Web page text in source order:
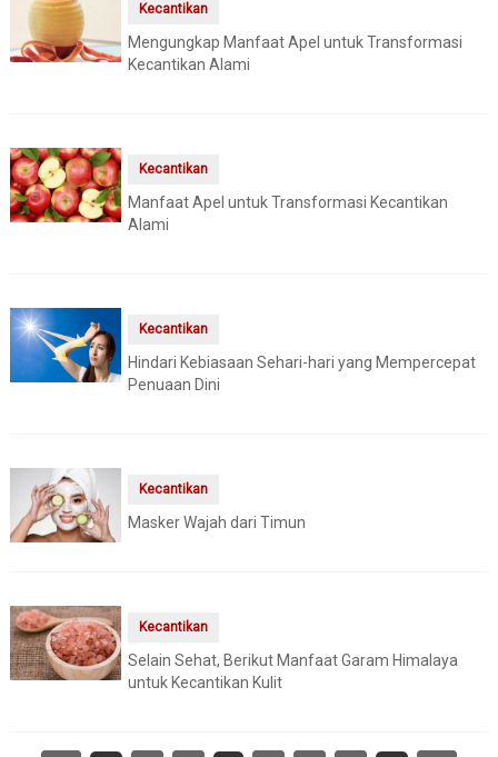
Kecantikan
Mengungkap Manfaat Apel untuk Transformasi
Kecantikan Alami
Kecantikan
Manfaat Apel untuk Transformasi Kecantikan
Alami
Kecantikan
Hindari Kebiasaan Sehari-hari yang Mempercepat
Penuaan Dini
Kecantikan
Masker Wajah dari Timun
Kecantikan
Selain Sehat, Berikut Manfaat Garam Himalaya
untuk Kecantikan Kulit